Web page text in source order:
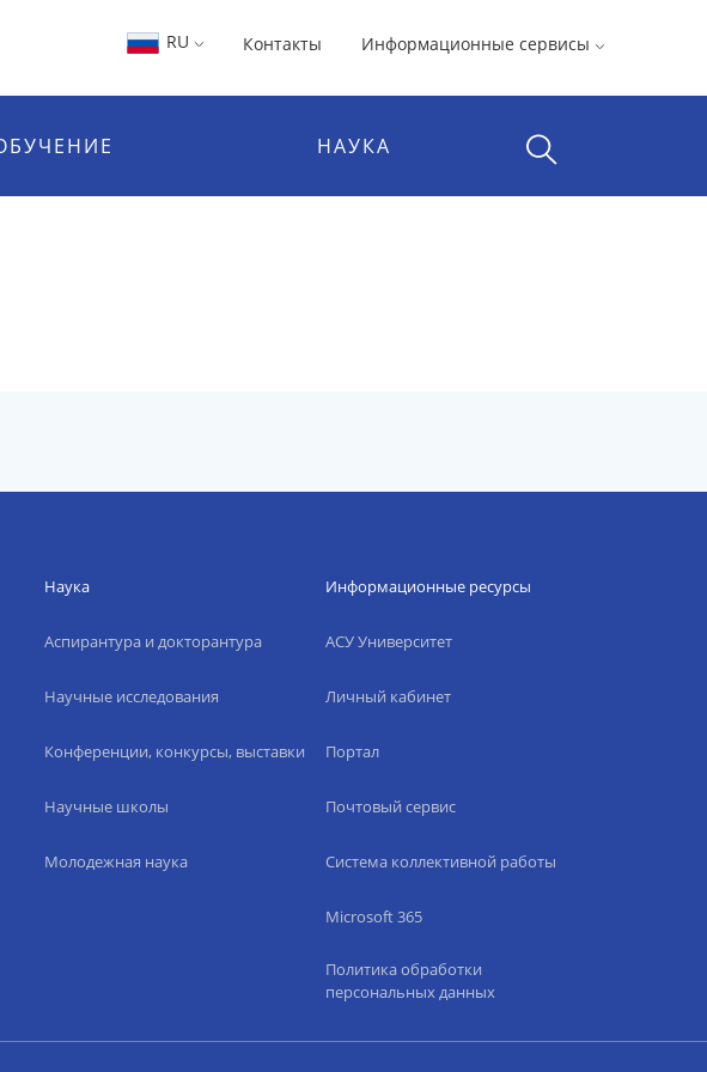
RU Контакты Информационные сервисы
НАУКА
Наука
Аспирантура и докторантура
Научные исследования
Конференции, конкурсы, выставки
Научные школы
Молодежная наука
Информационные ресурсы
АСУ Университет
Личный кабинет
Портал
Почтовый сервис
Система коллективной работы
Microsoft 365
Политика обработки
персональных данных